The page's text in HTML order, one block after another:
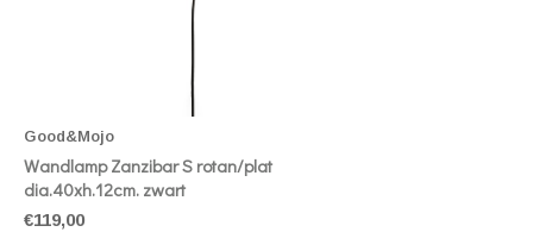
Good&Mojo
Wandlamp Zanzibar S rotan/plat
dia.40xh.12cm. zwart
€119,00